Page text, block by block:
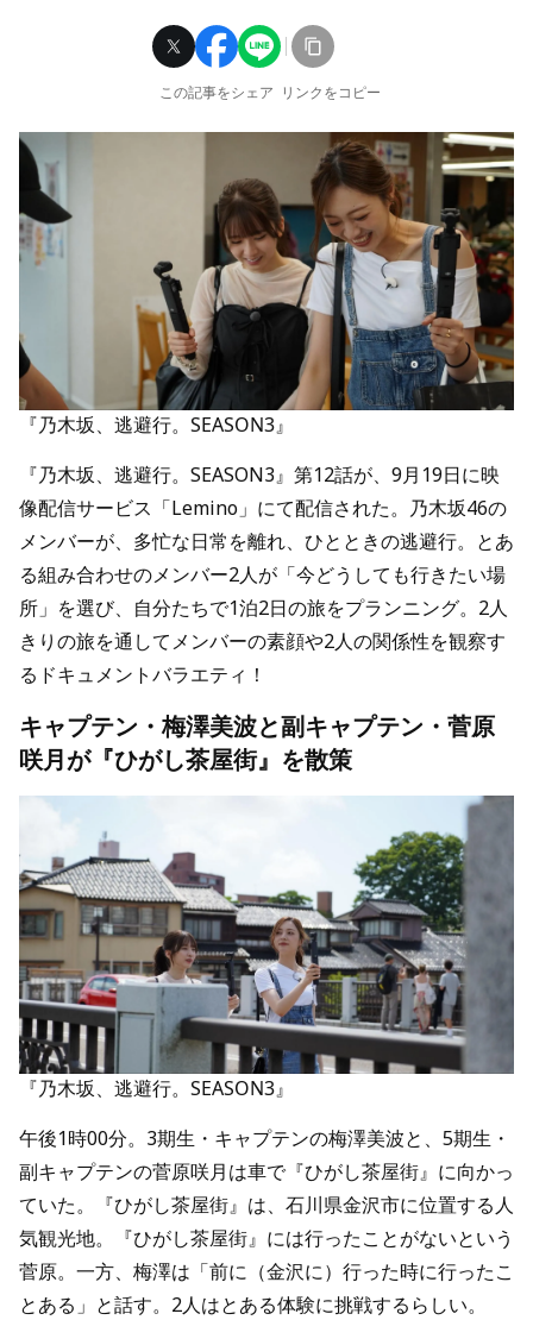
この記事をシェア リンクをコピー
『乃木坂、逃避行。SEASON3』
『乃木坂、逃避行。SEASON3』第12話が、9月19日に映
像配信サービス「Lemino」にて配信された。乃木坂46の
メンバーが、多忙な日常を離れ、ひとときの逃避行。とあ
る組み合わせのメンバー2人が「今どうしても行きたい場
所」を選び、自分たちで1泊2日の旅をプランニング。2人
きりの旅を通してメンバーの素顔や2人の関係性を観察す
るドキュメントバラエティ！
キャプテン・梅澤美波と副キャプテン・菅原
咲月が『ひがし茶屋街』を散策
『乃木坂、逃避行。SEASON3』
午後1時00分。3期生・キャプテンの梅澤美波と、5期生・
副キャプテンの菅原咲月は車で『ひがし茶屋街』に向かっ
ていた。『ひがし茶屋街』は、石川県金沢市に位置する人
気観光地。『ひがし茶屋街』には行ったことがないという
菅原。一方、梅澤は「前に（金沢に）行った時に行ったこ
とある」と話す。2人はとある体験に挑戦するらしい。